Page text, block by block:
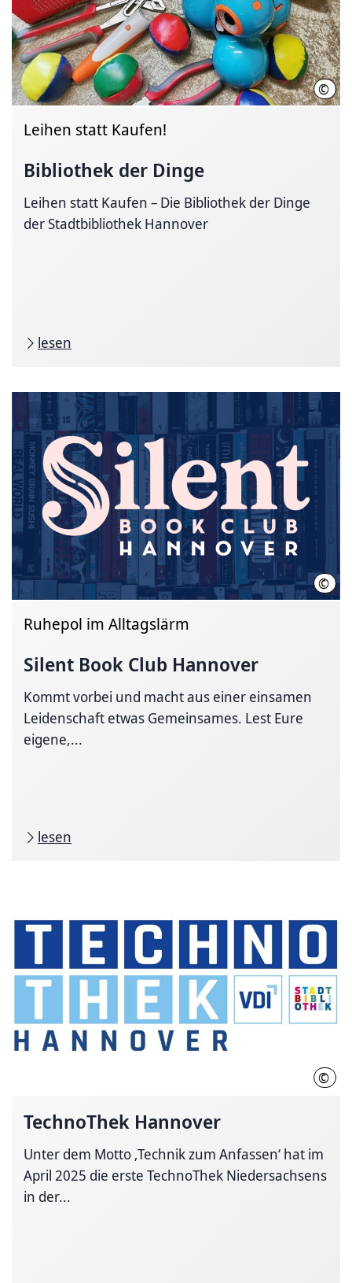
©
Leihen statt Kaufen!
Bibliothek der Dinge
Leihen statt Kaufen – Die Bibliothek der Dinge
der Stadtbibliothek Hannover
lesen
©
Ruhepol im Alltagslärm
Silent Book Club Hannover
Kommt vorbei und macht aus einer einsamen
Leidenschaft etwas Gemeinsames. Lest Eure
eigene,...
lesen
©
TechnoThek Hannover
Unter dem Motto ‚Technik zum Anfassen‘ hat im
April 2025 die erste TechnoThek Niedersachsens
in der...